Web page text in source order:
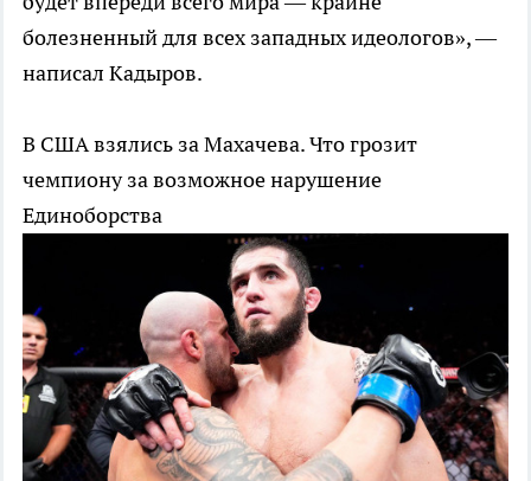
болезненный для всех западных идеологов», —
написал Кадыров.
В США взялись за Махачева. Что грозит
чемпиону за возможное нарушение
Единоборства